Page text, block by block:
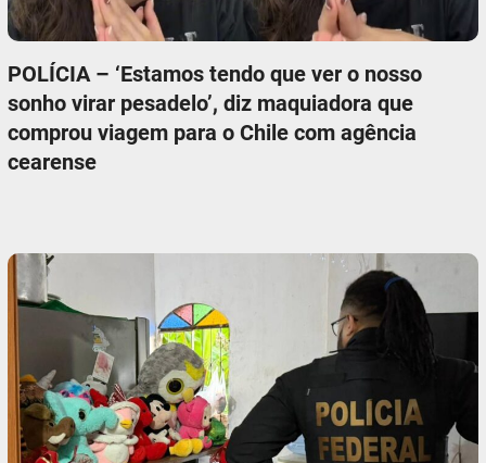
POLÍCIA – ‘Estamos tendo que ver o nosso
sonho virar pesadelo’, diz maquiadora que
comprou viagem para o Chile com agência
cearense